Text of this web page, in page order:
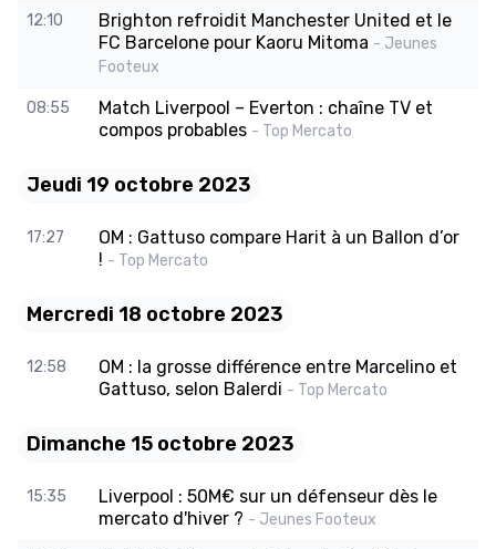
12:10
Brighton refroidit Manchester United et le
FC Barcelone pour Kaoru Mitoma - Jeunes
Footeux
08:55
Match Liverpool – Everton : chaîne TV et
compos probables - Top Mercato
Jeudi 19 octobre 2023
17:27
OM : Gattuso compare Harit à un Ballon d’or
! - Top Mercato
Mercredi 18 octobre 2023
12:58
OM : la grosse différence entre Marcelino et
Gattuso, selon Balerdi - Top Mercato
Dimanche 15 octobre 2023
15:35
Liverpool : 50M€ sur un défenseur dès le
mercato d'hiver ? - Jeunes Footeux